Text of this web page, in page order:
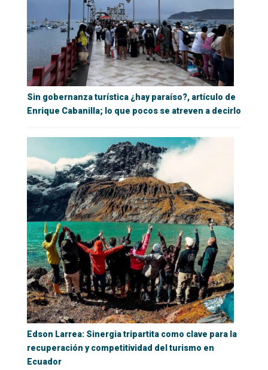
Sin gobernanza turística ¿hay paraíso?, artículo de
Enrique Cabanilla; lo que pocos se atreven a decirlo
Edson Larrea: Sinergia tripartita como clave para la
recuperación y competitividad del turismo en
Ecuador